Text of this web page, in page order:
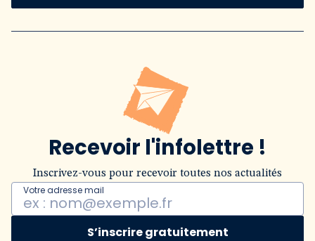
Recevoir l'infolettre !
Inscrivez-vous pour recevoir toutes nos actualités
Votre adresse mail
S’inscrire gratuitement